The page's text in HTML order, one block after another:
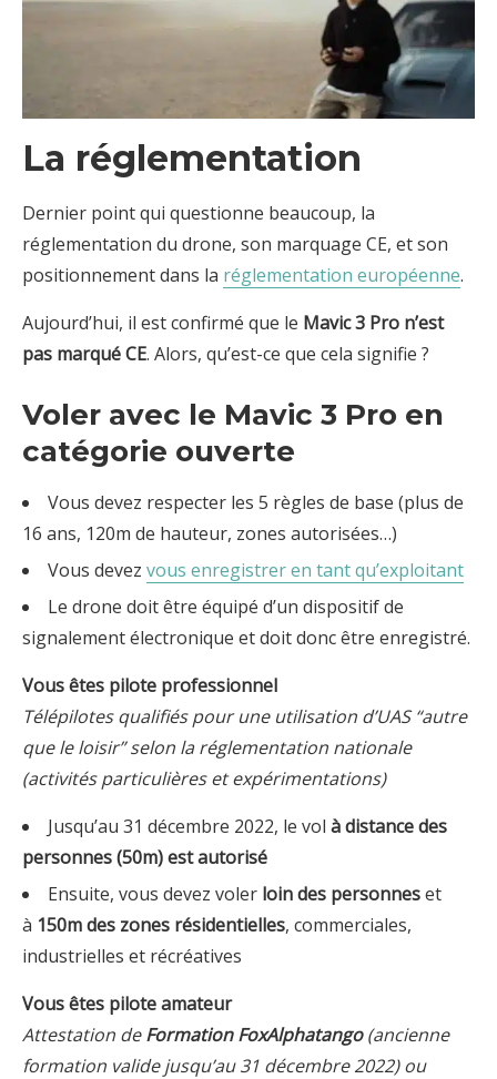
La réglementation
Dernier point qui questionne beaucoup, la
réglementation du drone, son marquage CE, et son
positionnement dans la réglementation européenne.
Aujourd’hui, il est confirmé que le Mavic 3 Pro n’est
pas marqué CE. Alors, qu’est-ce que cela signifie ?
Voler avec le Mavic 3 Pro en
catégorie ouverte
Vous devez respecter les 5 règles de base (plus de
16 ans, 120m de hauteur, zones autorisées…)
Vous devez vous enregistrer en tant qu’exploitant
Le drone doit être équipé d’un dispositif de
signalement électronique et doit donc être enregistré.
Vous êtes pilote professionnel
Télépilotes qualifiés pour une utilisation d’UAS “autre
que le loisir” selon la réglementation nationale
(activités particulières et expérimentations)
Jusqu’au 31 décembre 2022, le vol à distance des
personnes (50m) est autorisé
Ensuite, vous devez voler loin des personneset
à 150m des zones résidentielles, commerciales,
industrielles et récréatives
Vous êtes pilote amateur
Attestation deFormation FoxAlphatango(ancienne
formation valide jusqu’au 31 décembre 2022) ou